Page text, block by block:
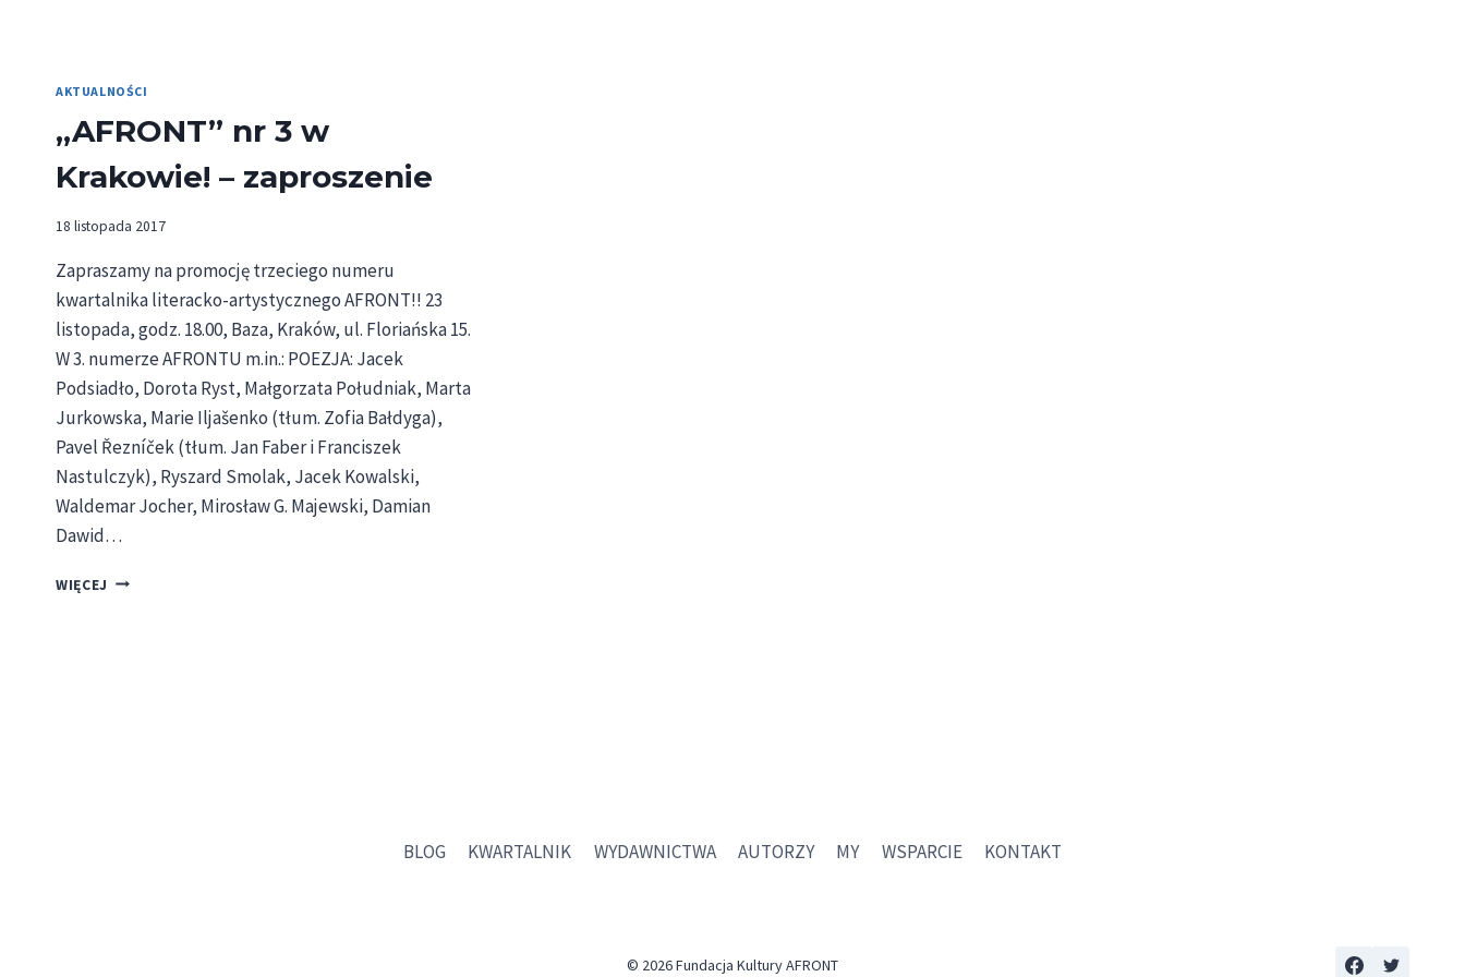
AKTUALNOŚCI
„AFRONT” nr 3 w
Krakowie! – zaproszenie
18 listopada 2017
Zapraszamy na promocję trzeciego numeru
kwartalnika literacko-artystycznego AFRONT!! 23
listopada, godz. 18.00, Baza, Kraków, ul. Floriańska 15.
W 3. numerze AFRONTU m.in.: POEZJA: Jacek
Podsiadło, Dorota Ryst, Małgorzata Południak, Marta
Jurkowska, Marie Iljašenko (tłum. Zofia Bałdyga),
Pavel Řezníček (tłum. Jan Faber i Franciszek
Nastulczyk), Ryszard Smolak, Jacek Kowalski,
Waldemar Jocher, Mirosław G. Majewski, Damian
Dawid…
WIĘCEJ „AFRONT”
BLOG KWARTALNIK WYDAWNICTWA AUTORZY MY WSPARCIE KONTAKT
© 2026 Fundacja Kultury AFRONT